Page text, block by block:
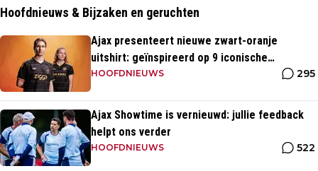
Hoofdnieuws & Bijzaken en geruchten
Ajax presenteert nieuwe zwart-oranje
uitshirt: geïnspireerd op 9 iconische
momenten uit clubhistorie
HOOFDNIEUWS 295
Ajax Showtime is vernieuwd: jullie feedback
helpt ons verder
HOOFDNIEUWS 522